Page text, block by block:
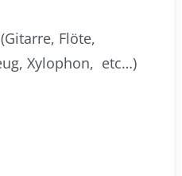
Flöte,
Xylophon, etc…)